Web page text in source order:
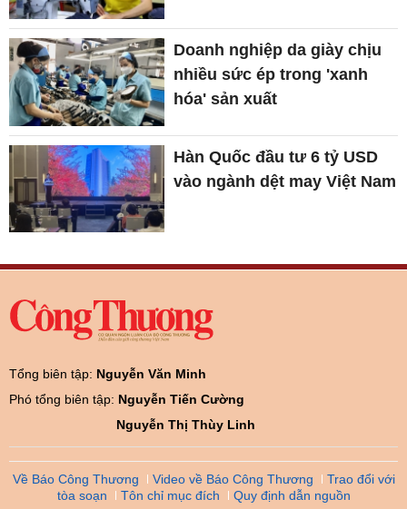
Doanh nghiệp da giày chịu
nhiều sức ép trong 'xanh
hóa' sản xuất
Hàn Quốc đầu tư 6 tỷ USD
vào ngành dệt may Việt Nam
Tổng biên tập: Nguyễn Văn Minh
Phó tổng biên tập: Nguyễn Tiến Cường
Nguyễn Thị Thùy Linh
Về Báo Công Thương Video về Báo Công Thương
Trao đổi với
tòa soạn
Tôn chỉ mục đích Quy định dẫn nguồn